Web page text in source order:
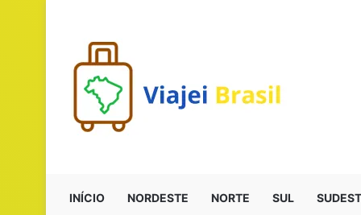
INÍCIO NORDESTE NORTE SUL